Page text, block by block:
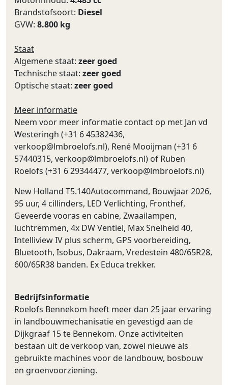
Brandstofsoort: Diesel
GVW: 8.800 kg
Staat
Algemene staat: zeer goed
Technische staat: zeer goed
Optische staat: zeer goed
Meer informatie
Neem voor meer informatie contact op met Jan vd
Westeringh (+31 6 45382436,
verkoop@lmbroelofs.nl), René Mooijman (+31 6
57440315, verkoop@lmbroelofs.nl) of Ruben
Roelofs (+31 6 29344477, verkoop@lmbroelofs.nl)
New Holland T5.140Autocommand, Bouwjaar 2026,
95 uur, 4 cillinders, LED Verlichting, Fronthef,
Geveerde vooras en cabine, Zwaailampen,
luchtremmen, 4x DW Ventiel, Max Snelheid 40,
Intelliview IV plus scherm, GPS voorbereiding,
Bluetooth, Isobus, Dakraam, Vredestein 480/65R28,
600/65R38 banden. Ex Educa trekker.
Bedrijfsinformatie
Roelofs Bennekom heeft meer dan 25 jaar ervaring
in landbouwmechanisatie en gevestigd aan de
Dijkgraaf 15 te Bennekom. Onze activiteiten
bestaan uit de verkoop van, zowel nieuwe als
gebruikte machines voor de landbouw, bosbouw
en groenvoorziening.